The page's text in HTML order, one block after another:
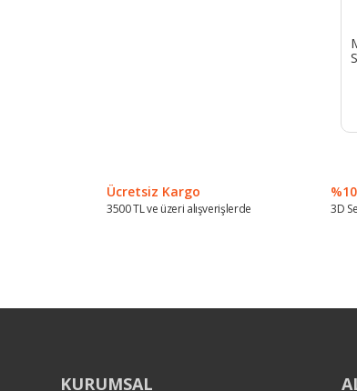
Ücretsiz Kargo
3500 TL ve üzeri alışverişlerde 3D
KURUMSAL